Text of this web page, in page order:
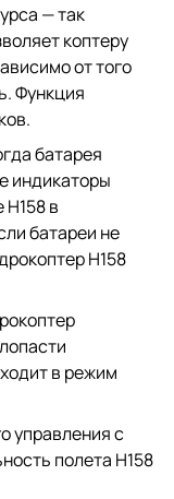
— так
коптеру
от того
Функция
батарея
индикаторы
в
батареи не
H158
в режим
управления с
полета H158